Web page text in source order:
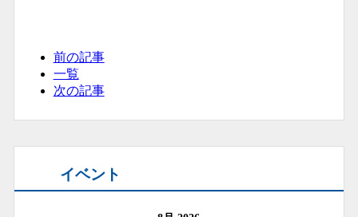
前の記事
一覧
次の記事
イベント